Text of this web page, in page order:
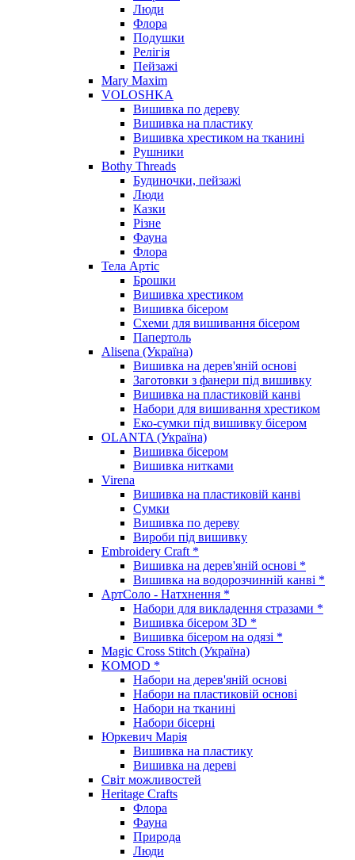
Люди
Флора
Подушки
Релігія
Пейзажі
Mary Maxim
VOLOSHKA
Вишивка по дереву
Вишивка на пластику
Вишивка хрестиком на тканині
Рушники
Bothy Threads
Будиночки, пейзажі
Люди
Казки
Різне
Фауна
Флора
Тела Артіс
Брошки
Вишивка хрестиком
Вишивка бісером
Схеми для вишивання бісером
Папертоль
Alisena (Україна)
Вишивка на дерев'яній основі
Заготовки з фанери під вишивку
Вишивка на пластиковій канві
Набори для вишивання хрестиком
Еко-сумки під вишивку бісером
OLANTA (Україна)
Вишивка бісером
Вишивка нитками
Virena
Вишивка на пластиковій канві
Сумки
Вишивка по дереву
Вироби під вишивку
Embroidery Craft *
Вишивка на дерев'яній основі *
Вишивка на водорозчинній канві *
АртСоло - Натхнення *
Набори для викладення стразами *
Вишивка бісером 3D *
Вишивка бісером на одязі *
Magic Cross Stitch (Україна)
KOMOD *
Набори на дерев'яній основі
Набори на пластиковій основі
Набори на тканині
Набори бісерні
Юркевич Марія
Вишивка на пластику
Вишивка на дереві
Світ можливостей
Heritage Crafts
Флора
Фауна
Природа
Люди